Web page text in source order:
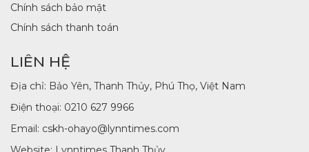
Chính sách bảo mật
Chính sách thanh toán
LIÊN HỆ
Địa chỉ: Bảo Yên, Thanh Thủy, Phú Thọ, Việt Nam
Điện thoại: 0210 627 9966
Email: cskh-ohayo@lynntimes.com